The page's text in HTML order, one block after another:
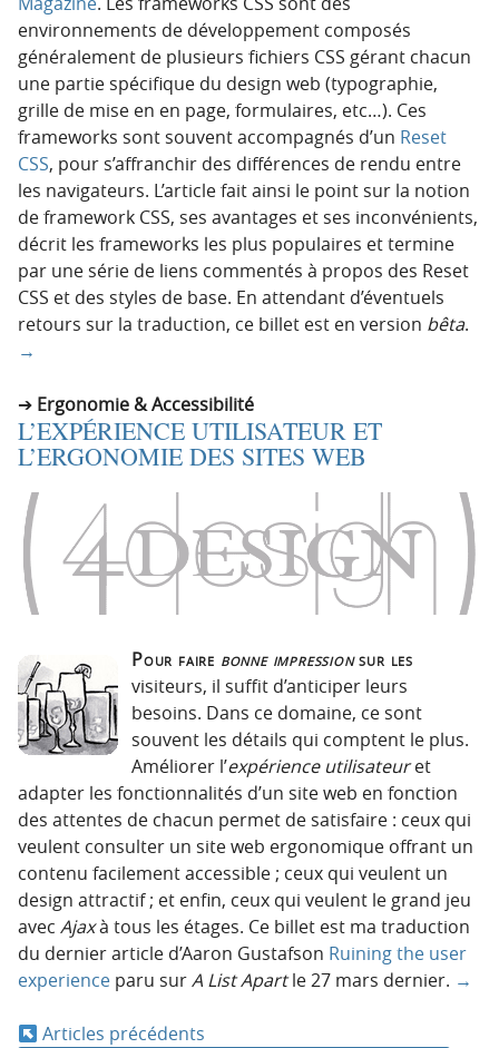
environnements de développement composés
généralement de plusieurs fichiers CSS gérant chacun
une partie spécifique du design web (typographie,
grille de mise en en page, formulaires, etc…). Ces
frameworks sont souvent accompagnés d’un Reset
CSS, pour s’affranchir des différences de rendu entre
les navigateurs. L’article fait ainsi le point sur la notion
de framework CSS, ses avantages et ses inconvénients,
décrit les frameworks les plus populaires et termine
par une série de liens commentés à propos des Reset
CSS et des styles de base. En attendant d’éventuels
retours sur la traduction, ce billet est en version bêta.
→
Ergonomie & Accessibilité
L’EXPÉRIENCE UTILISATEUR ET
L’ERGONOMIE DES SITES WEB
Pour faire bonne impressionsur les
visiteurs, il suffit d’anticiper leurs
besoins. Dans ce domaine, ce sont
souvent les détails qui comptent le plus.
Améliorer l’expérience utilisateuret
adapter les fonctionnalités d’un site web en fonction
des attentes de chacun permet de satisfaire : ceux qui
veulent consulter un site web ergonomique offrant un
contenu facilement accessible ; ceux qui veulent un
design attractif ; et enfin, ceux qui veulent le grand jeu
avec Ajaxà tous les étages. Ce billet est ma traduction
du dernier article d’Aaron Gustafson Ruining the user
experience paru surA List Apartle 27 mars dernier. →
Articles précédents